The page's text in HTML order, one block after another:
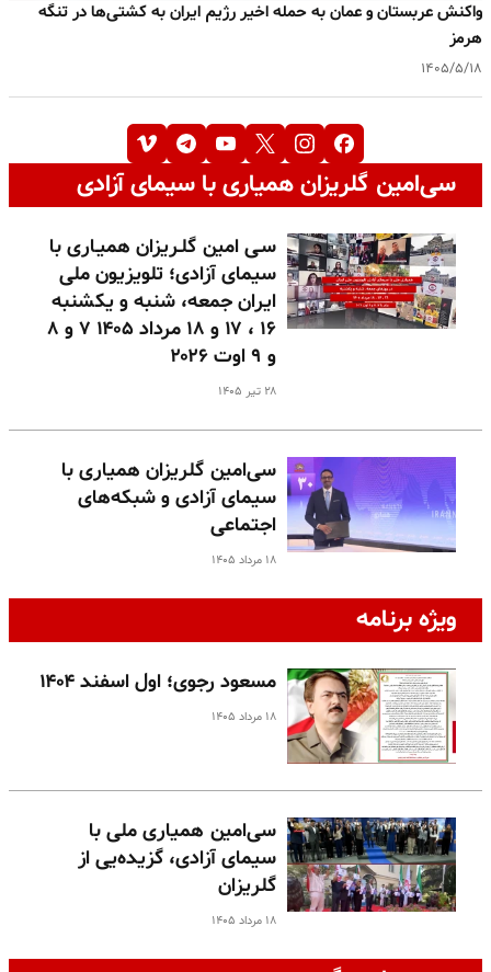
واکنش عربستان و عمان به حمله اخیر رژیم ایران به کشتی‌ها در تنگه
هرمز
۱۴۰۵/۵/۱۸
سی‌امین گلریزان همیاری با سیمای آزادی
سـی امین گلـریزان همیـاری با
سیمای آزادی؛ تلویزیون ملی
ایران جمعه، شنبه و یکشنبه
۱۶ ، ۱۷ و ۱۸ مرداد ۱۴۰۵ ۷ و ۸
و ۹ اوت ۲۰۲۶
۲۸ تیر ۱۴۰۵
سی‌امین گلریزان همیاری با
سیمای آزادی و شبکه‌های
اجتماعی
۱۸ مرداد ۱۴۰۵
ویژه برنامه
مسعود رجوی؛ اول اسفند ۱۴۰۴
۱۸ مرداد ۱۴۰۵
سی‌امین همیاری ملی با
سیمای آزادی، گزیده‌یی از
گلریزان
۱۸ مرداد ۱۴۰۵